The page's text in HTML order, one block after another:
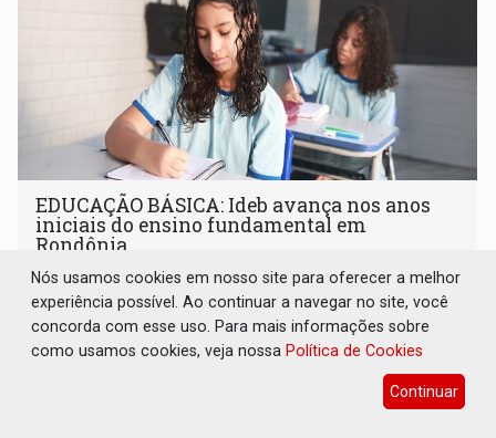
EDUCAÇÃO BÁSICA: Ideb avança nos anos
iniciais do ensino fundamental em
Rondônia
Geral 07 de Agosto de 2026 às 08:33
Indicadores de 2025 crescem nos anos iniciais do ensino
fundamental e se mantêm nos anos finais; e no ensino
médio
Nós usamos cookies em nosso site para oferecer a melhor
experiência possível. Ao continuar a navegar no site, você
concorda com esse uso. Para mais informações sobre
como usamos cookies, veja nossa Política de Cookies
Continuar